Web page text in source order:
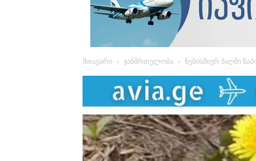
მთავარი ჯანმრთელობა ნებისმიერ ბაღში